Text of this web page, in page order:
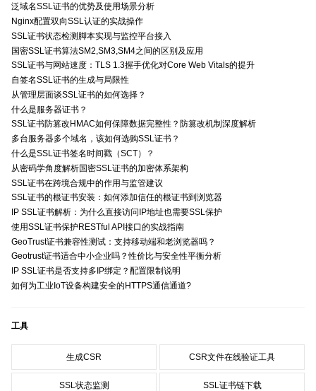
泛域名SSL证书的优势及使用场景分析
Nginx配置双向SSL认证的实战操作
SSL证书状态检测脚本实现与监控平台接入
国密SSL证书算法SM2,SM3,SM4之间的区别及应用
SSL证书与网站速度：TLS 1.3握手优化对Core Web Vitals的提升
自签名SSL证书的生成与局限性
从管理层面谈SSL证书的如何选择？
什么是服务器证书？
SSL证书防篡改HMAC如何保障数据完整性？防篡改机制深度解析
多台服务器多个域名，该如何选购SSL证书？
什么是SSL证书签名时间戳（SCT）？
从密码学角度解析国密SSL证书的加密体系架构
SSL证书在跨境合规中的作用与监管建议
SSL证书的根证书安装：如何添加信任的根证书到浏览器
IP SSL证书解析：为什么直接访问IP地址也需要SSL保护
使用SSL证书保护RESTful API接口的实战指南
GeoTrust证书兼容性测试：支持移动端和老浏览器吗？
Geotrust证书适合中小企业吗？性价比与安全性平衡分析
IP SSL证书是否支持多IP绑定？配置限制说明
如何为工业IoT设备构建安全的HTTPS通信通道?
工具
生成CSR CSR文件在线验证工具
SSL状态监测 SSL证书链下载